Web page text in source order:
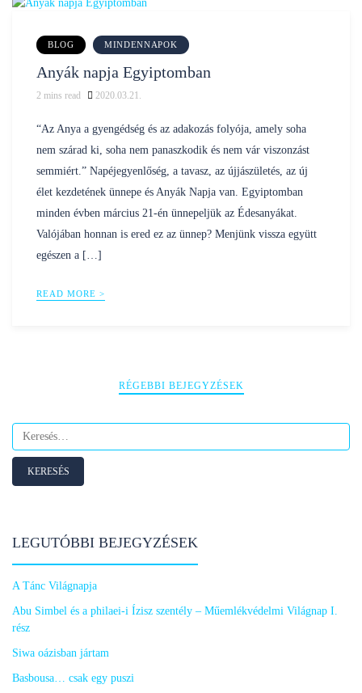
BLOG MINDENNAPOK
Anyák napja Egyiptomban
2 mins read
2020.03.21.
by
“Az Anya a gyengédség és az adakozás folyója, amely soha
nem szárad ki, soha nem panaszkodik és nem vár viszonzást
semmiért.” Napéjegyenlőség, a tavasz, az újjászületés, az új
élet kezdetének ünnepe és Anyák Napja van. Egyiptomban
minden évben március 21-én ünnepeljük az Édesanyákat.
Valójában honnan is ered ez az ünnep? Menjünk vissza együtt
egészen a […]
READ MORE >
RÉGEBBI BEJEGYZÉSEK
Keresés:
LEGUTÓBBI BEJEGYZÉSEK
A Tánc Világnapja
Abu Simbel és a philaei-i Ízisz szentély – Műemlékvédelmi Világnap I.
rész
Siwa oázisban jártam
Basbousa… csak egy puszi